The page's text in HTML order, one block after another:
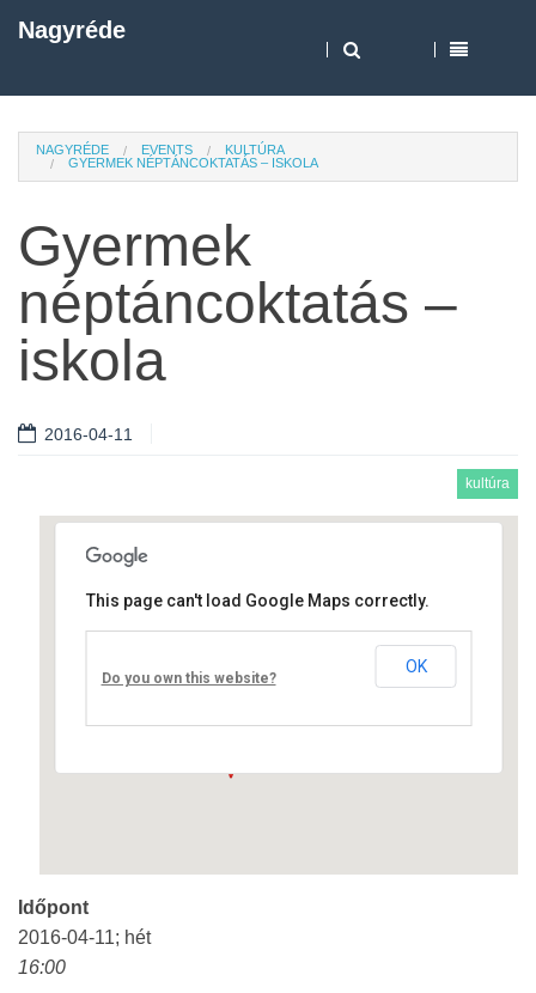
Nagyréde
NAGYRÉDE EVENTS
KULTÚRA
GYERMEK NÉPTÁNCOKTATÁS – ISKOLA
Gyermek
néptáncoktatás –
iskola
2016-04-11
kultúra
Művelődési ház
Fő út 8 - Nagyréde
This page can't load Google Maps correctly.
Do you own this website?
OK
Időpont
2016-04-11; hét
16:00